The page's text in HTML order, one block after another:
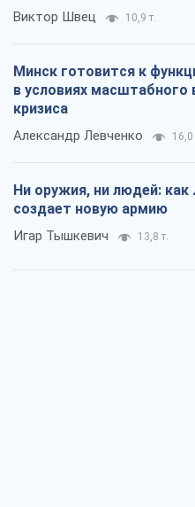
Виктор Швец 10,9 т.
Минск готовится к
в условиях масштабного
кризиса
Александр Левченко 16,0
Ни оружия, ни людей:
создает новую армию
Игар Тышкевич 13,8 т.